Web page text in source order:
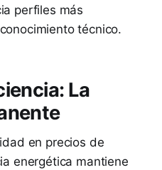
perfiles más
técnico.
La
en precios de
energética mantiene